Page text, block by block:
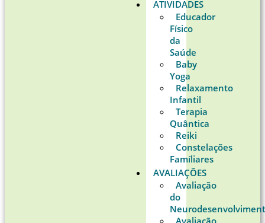
ATIVIDADES
Educador
Físico
da
Saúde
Baby
Yoga
Relaxamento
Infantil
Terapia
Quântica
Reiki
Constelações
Famíliares
AVALIAÇÕES
Avaliação
do